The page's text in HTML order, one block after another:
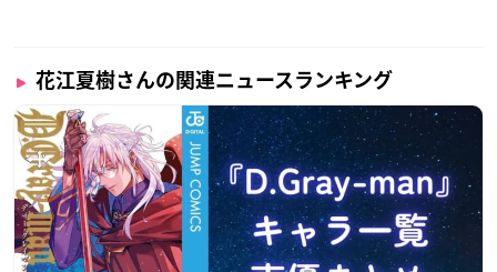
花江夏樹さんの関連ニュースランキング